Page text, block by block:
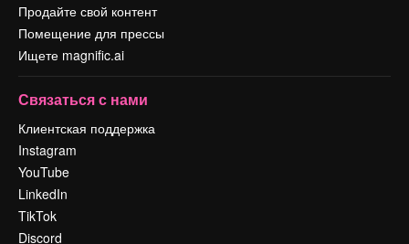
Продайте свой контент
Помещение для прессы
Ищете magnific.ai
Связаться с нами
Клиентская поддержка
Instagram
YouTube
LinkedIn
TikTok
Discord